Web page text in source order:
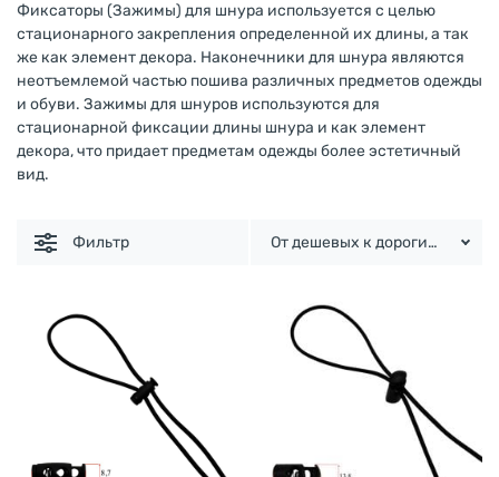
Фиксаторы (Зажимы) для шнура используется с целью
стационарного закрепления определенной их длины, а так
же как элемент декора. Наконечники для шнура являются
неотъемлемой частью пошива различных предметов одежды
и обуви. Зажимы для шнуров используются для
стационарной фиксации длины шнура и как элемент
декора, что придает предметам одежды более эстетичный
вид.
Фильтр От дешевых к дорогим